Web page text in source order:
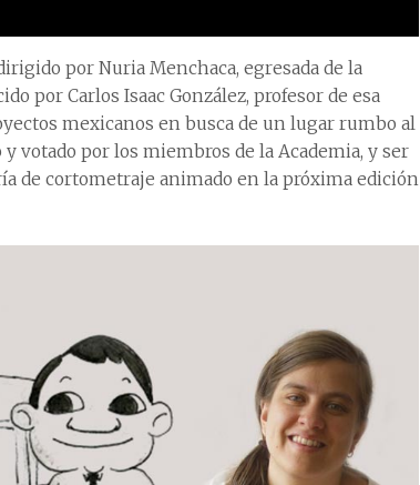
por Nuria Menchaca, egresada de la
por Carlos Isaac González, profesor de esa
mexicanos en busca de un lugar rumbo al
votado por los miembros de la Academia, y ser
de cortometraje animado en la próxima edición